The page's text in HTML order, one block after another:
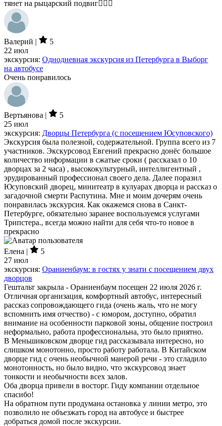
тянет на рыцарский подвиг👍🏻🏰
Валерий |
5
22 июл
экскурсия: Однодневная экскурсия из Петербурга в Выборг
на автобусе
Очень понравилось
Вертьянова |
5
25 июл
экскурсия: Дворцы Петербурга (с посещением Юсуповского)
Экскурсия была полезной, содержательной. Группа всего из 7
участников. Экскурсовод Евгений прекрасно донёс большое
количество информации в сжатые сроки ( рассказал о 10
дворцах за 2 часа) , высококультурный, интеллигентный ,
эрудированный профессионал своего дела. Далее поразил
Юсуповский дворец, минитеатр в кулуарах дворца и рассказ о
загадочной смерти Распутина. Мне и моим дочерям очень
понравилась экскурсия. Как окажемся снова в Санкт-
Петербурге, обязательно заранее воспользуемся услугами
Трипстера., всегда можно найти для себя что-то новое в
прекрасно
Елена |
5
27 июл
экскурсия: Ораниенбаум: в гостях у знати с посещением двух
дворцов
Гештальт закрыла - Ораниенбаум посещен 22 июля 2026 г.
Отличная организация, комфортный автобус, интересный
рассказ сопровождающего гида (очень жаль, что не могу
вспомнить имя отчество) - с юмором, доступно, обратил
внимание на особенности парковой зоны, общение построил
неформально, работа профессиональна, это было приятно.
В Меньшиковском дворце гид рассказывала интересно, но
слишком монотонно, просто работу работала. В Китайском
дворце гид с очень необычной манерой речи - это сгладило
монотонность, но было видно, что экскурсовод знает
тонкости и необычности всех залов.
Оба дворца привели в восторг. Гиду компании отдельное
спасибо!
На обратном пути продумана остановка у линии метро, это
позволило не объезжать город на автобусе и быстрее
добраться домой после экскурсии.